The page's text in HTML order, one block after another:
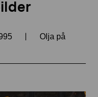
|
Olja på